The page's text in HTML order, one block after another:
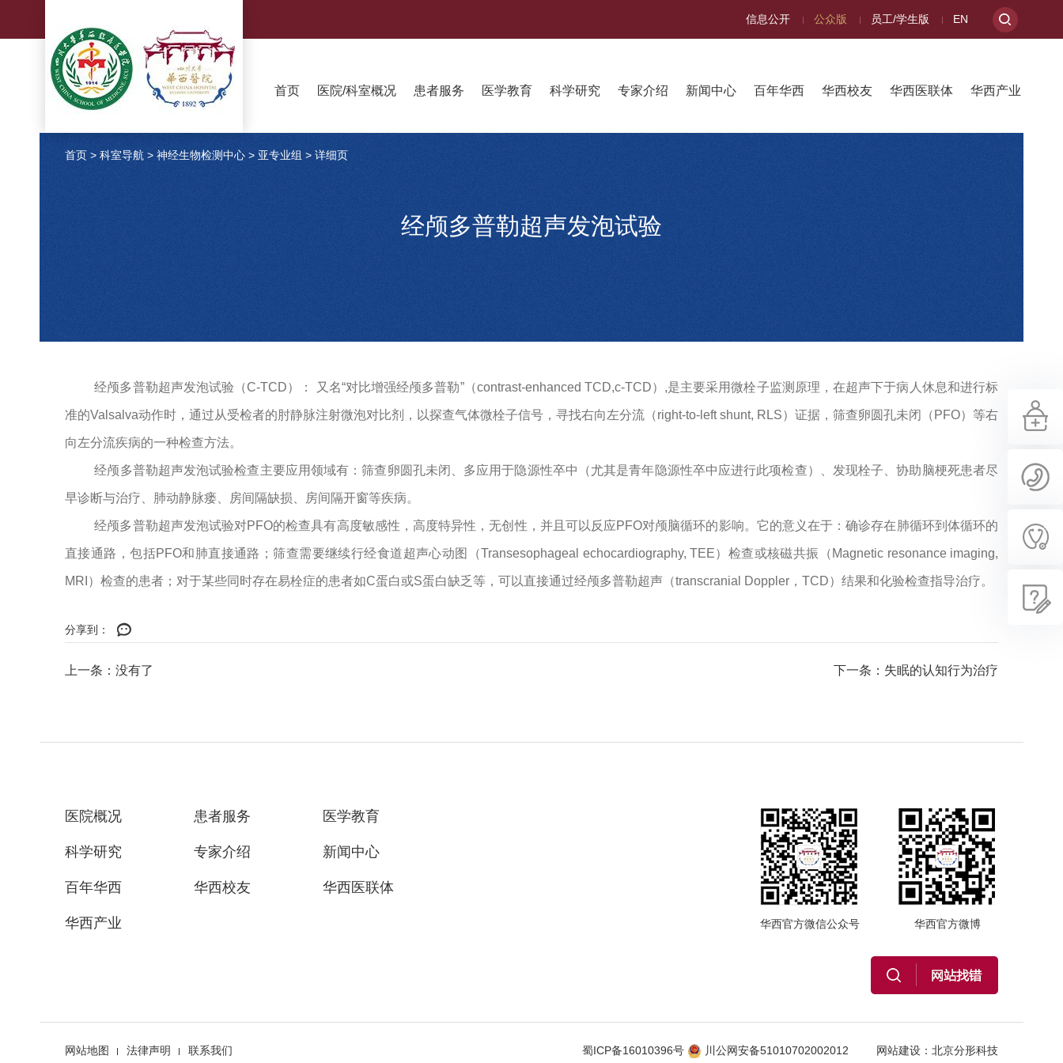
信息公开 公众版 员工/学生版 EN
首页 医院/科室概况 患者服务 医学教育 科学研究 专家介绍 新闻中心 百年华西 华西校友 华西医联体 华西产业
首页 > 科室导航 > 神经生物检测中心 > 亚专业组 > 详细页
经颅多普勒超声发泡试验
经颅多普勒超声发泡试验（C-TCD）： 又名“对比增强经颅多普勒”（contrast-enhanced TCD,c-TCD）,是主要采用微栓子监测原理，在超声下于病人休息和进行标
准的Valsalva动作时，通过从受检者的肘静脉注射微泡对比剂，以探查气体微栓子信号，寻找右向左分流（right-to-left shunt, RLS）证据，筛查卵圆孔未闭（PFO）等右
向左分流疾病的一种检查方法。
经颅多普勒超声发泡试验检查主要应用领域有：筛查卵圆孔未闭、多应用于隐源性卒中（尤其是青年隐源性卒中应进行此项检查）、发现栓子、协助脑梗死患者尽
早诊断与治疗、肺动静脉瘘、房间隔缺损、房间隔开窗等疾病。
经颅多普勒超声发泡试验对PFO的检查具有高度敏感性，高度特异性，无创性，并且可以反应PFO对颅脑循环的影响。它的意义在于：确诊存在肺循环到体循环的
直接通路，包括PFO和肺直接通路；筛查需要继续行经食道超声心动图（Transesophageal echocardiography, TEE）检查或核磁共振（Magnetic resonance imaging,
MRI）检查的患者；对于某些同时存在易栓症的患者如C蛋白或S蛋白缺乏等，可以直接通过经颅多普勒超声（transcranial Doppler，TCD）结果和化验检查指导治疗。
分享到：
上一条：没有了 下一条：失眠的认知行为治疗
医院概况 患者服务 医学教育
科学研究 专家介绍 新闻中心
百年华西 华西校友 华西医联体
华西产业 华西官方微信公众号 华西官方微博
网站地图 法律声明 联系我们 蜀ICP备16010396号 川公网安备51010702002012 网站建设 ： 北京分形科技